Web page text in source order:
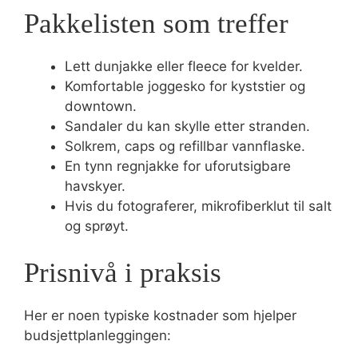
Pakkelisten som treffer
Lett dunjakke eller fleece for kvelder.
Komfortable joggesko for kyststier og
downtown.
Sandaler du kan skylle etter stranden.
Solkrem, caps og refillbar vannflaske.
En tynn regnjakke for uforutsigbare
havskyer.
Hvis du fotograferer, mikrofiberklut til salt
og sprøyt.
Prisnivå i praksis
Her er noen typiske kostnader som hjelper
budsjettplanleggingen: